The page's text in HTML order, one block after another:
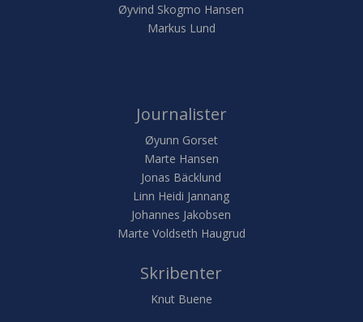
Øyvind Skogmo Hansen
Markus Lund
Journalister
Øyunn Gorset
Marte Hansen
Jonas Bäcklund
Linn Heidi Jannang
Johannes Jakobsen
Marte Voldseth Haugrud
Skribenter
Knut Buene